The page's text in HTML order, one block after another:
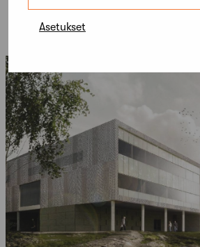
Asetukset
Lisää kilpailuja